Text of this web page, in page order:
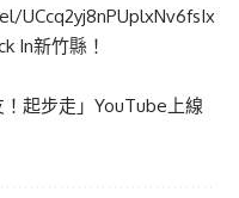
UCcq2yj8nPUplxNv6fsIx
In新竹縣！
！起步走」YouTube上線